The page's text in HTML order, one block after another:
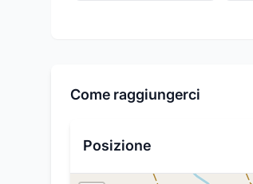
Come raggiungerci
Posizione